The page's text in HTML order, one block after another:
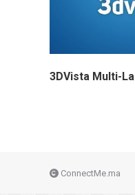
3DVista Multi-
ConnectMe.ma